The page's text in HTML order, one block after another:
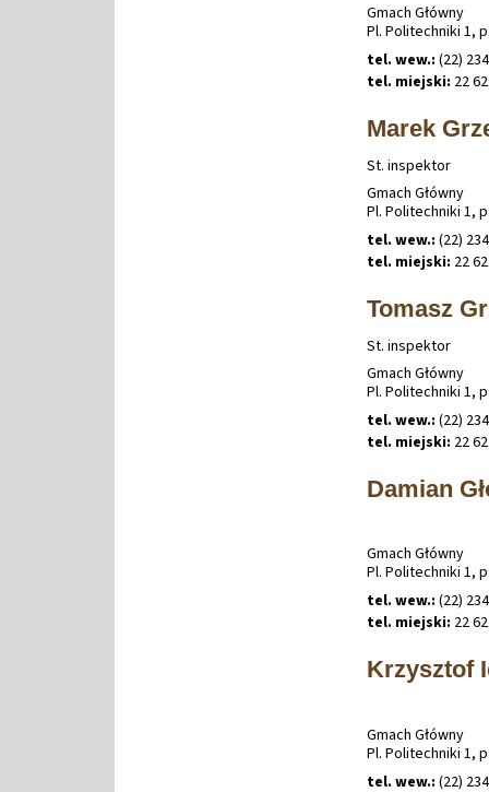
Gmach Główny
Pl. Politechniki 1,
tel. wew.: (22)
tel. miejski: 22
Marek
St. inspektor
Gmach Główny
Pl. Politechniki 1,
tel. wew.: (22)
tel. miejski: 22
Tomasz
St. inspektor
Gmach Główny
Pl. Politechniki 1,
tel. wew.: (22)
tel. miejski: 22
Damian
Gmach Główny
Pl. Politechniki 1,
tel. wew.: (22)
tel. miejski: 22
Krzysztof
Gmach Główny
Pl. Politechniki 1,
tel. wew.: (22)